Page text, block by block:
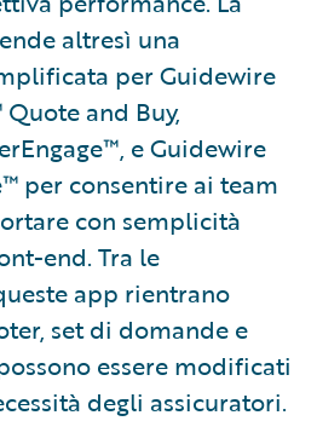
altresì una
per Guidewire
and Buy,
e Guidewire
per consentire ai team
con semplicità
end. Tra le
app rientrano
set di domande e
essere modificati
degli assicuratori.